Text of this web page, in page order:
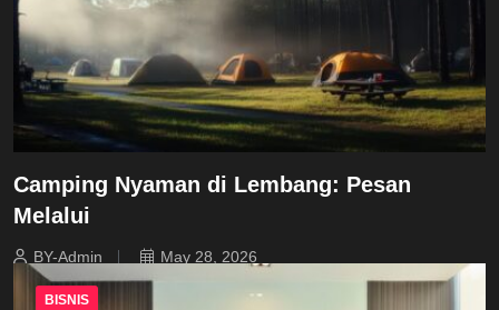
Camping Nyaman di Lembang: Pesan
Melalui
BY-Admin May 28, 2026
BISNIS